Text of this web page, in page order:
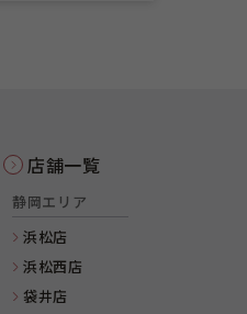
店舗一覧
静岡エリア
浜松店
浜松西店
袋井店